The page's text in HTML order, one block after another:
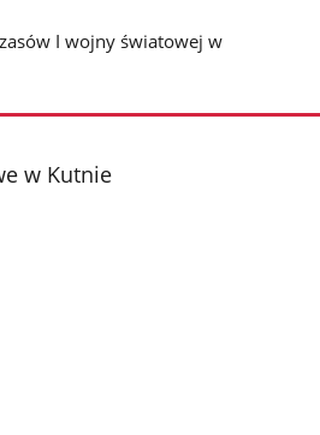
I wojny światowej w
w Kutnie